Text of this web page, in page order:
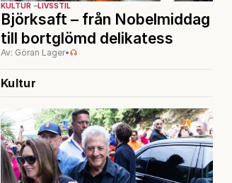
KULTUR LIVSSTIL
Björksaft – från Nobelmiddag
till bortglömd delikatess
Av: Göran Lager•
Kultur